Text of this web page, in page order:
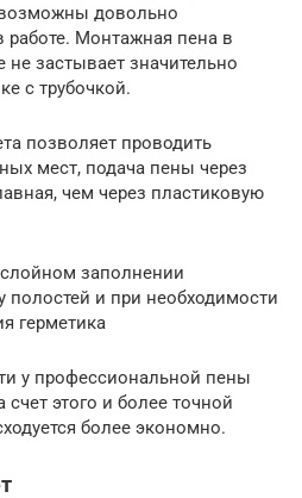
довольно
Монтажная пена в
не застывает значительно
с трубочкой.
позволяет проводить
мест, подача пены через
чем через пластиковую
заполнении
полостей и при необходимости
герметика
у профессиональной пены
этого и более точной
более экономно.